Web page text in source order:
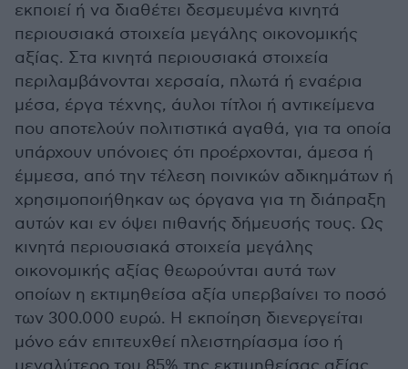
εκποιεί ή να διαθέτει δεσμευμένα κινητά
περιουσιακά στοιχεία μεγάλης οικονομικής
αξίας. Στα κινητά περιουσιακά στοιχεία
περιλαμβάνονται χερσαία, πλωτά ή εναέρια
μέσα, έργα τέχνης, άυλοι τίτλοι ή αντικείμενα
που αποτελούν πολιτιστικά αγαθά, για τα οποία
υπάρχουν υπόνοιες ότι προέρχονται, άμεσα ή
έμμεσα, από την τέλεση ποινικών αδικημάτων ή
χρησιμοποιήθηκαν ως όργανα για τη διάπραξη
αυτών και εν όψει πιθανής δήμευσής τους. Ως
κινητά περιουσιακά στοιχεία μεγάλης
οικονομικής αξίας θεωρούνται αυτά των
οποίων η εκτιμηθείσα αξία υπερβαίνει το ποσό
των 300.000 ευρώ. Η εκποίηση διενεργείται
μόνο εάν επιτευχθεί πλειστηρίασμα ίσο ή